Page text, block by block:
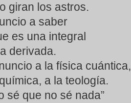
giran los astros.
a saber
es una integral
derivada.
a la física cuántica,
a la teología.
sé que no sé nada”